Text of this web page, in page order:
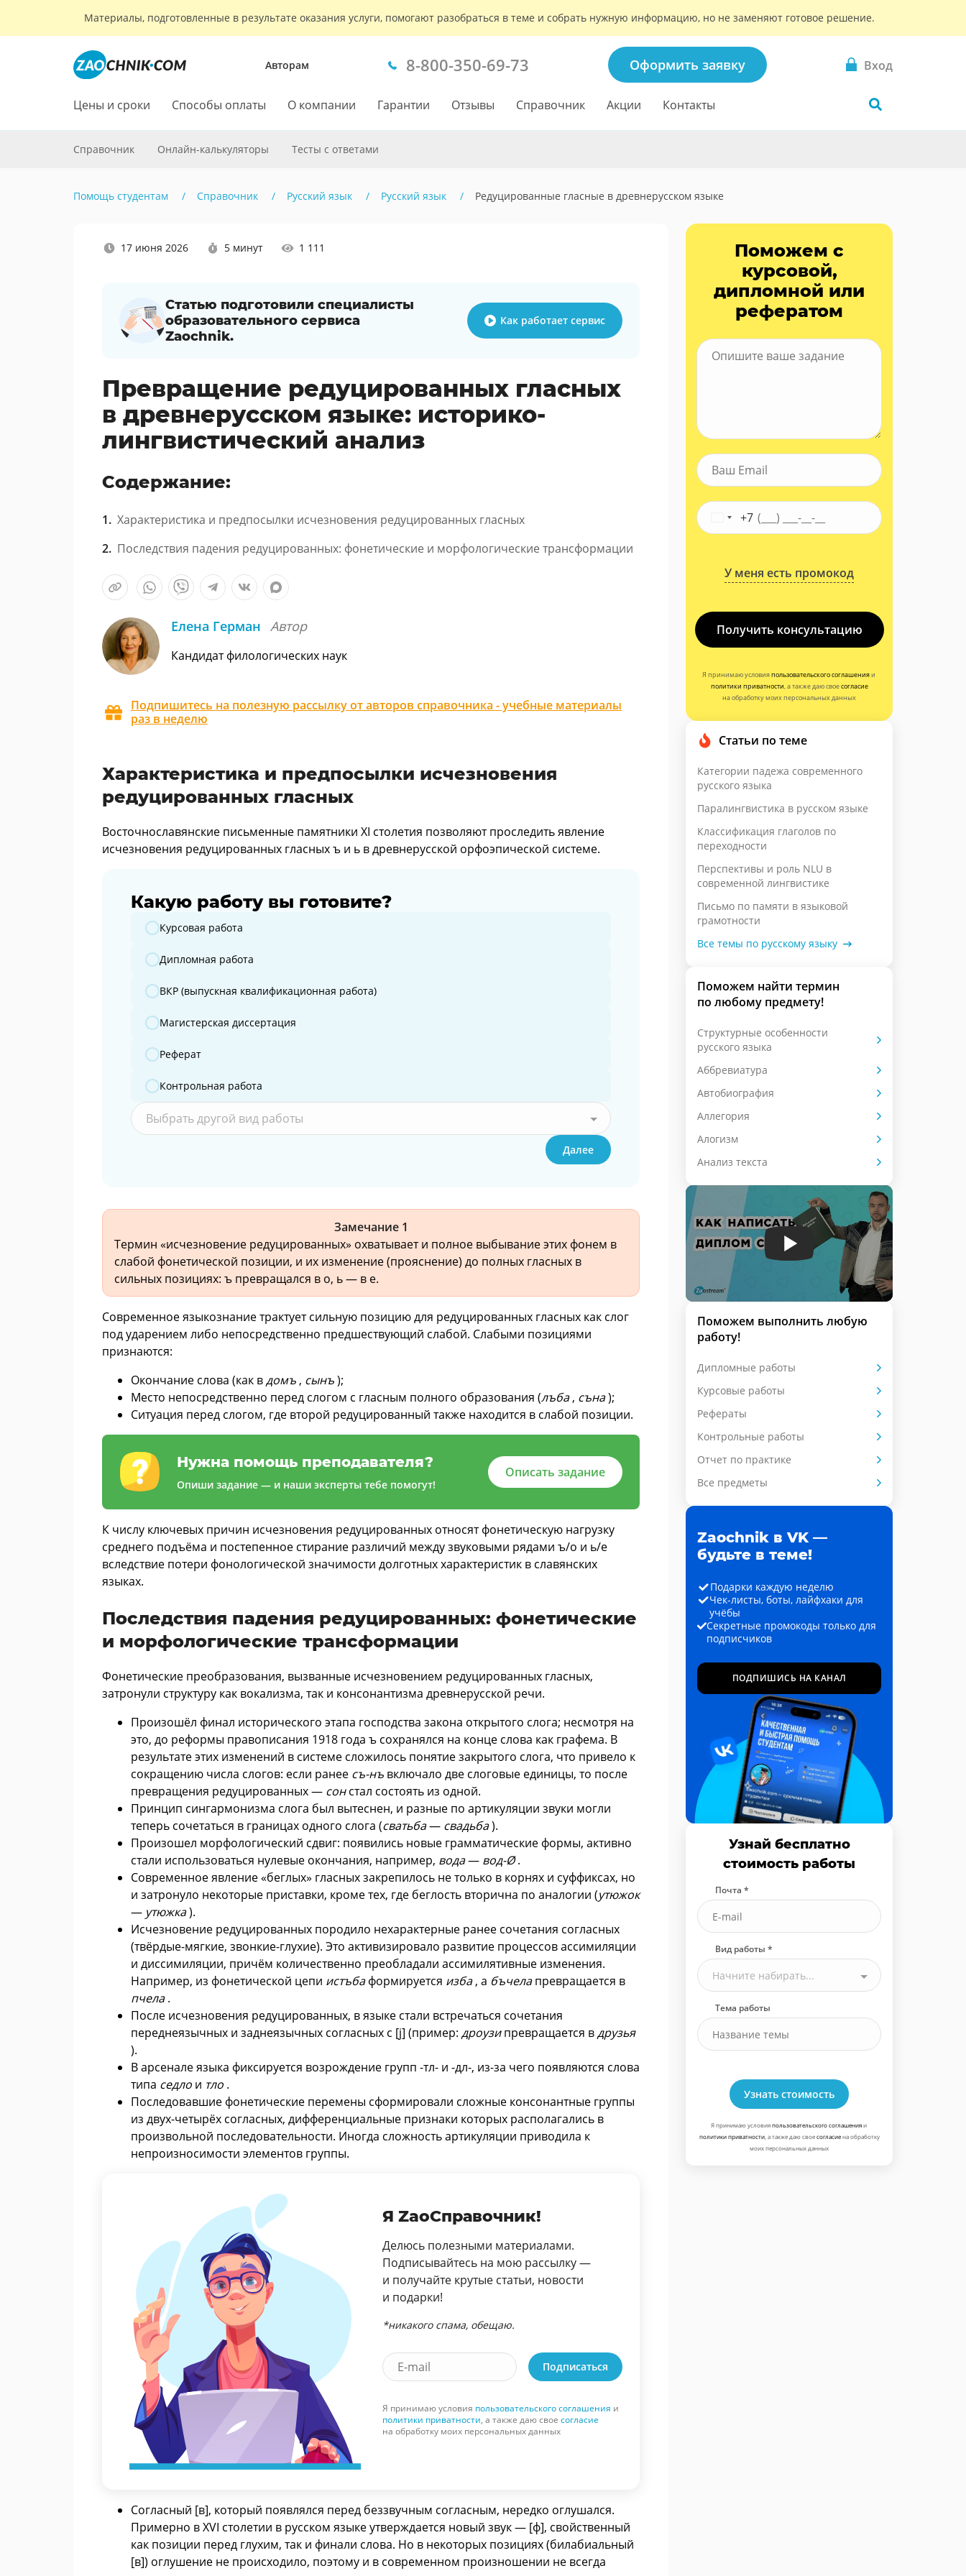
Материалы, подготовленные в результате оказания услуги, помогают разобраться в теме и собрать нужную информацию, но не заменяют готовое решение.
Авторам 8-800-350-69-73 Оформить заявку Вход
Цены и сроки Способы оплаты О компании Гарантии Отзывы Справочник Акции Контакты
Справочник Онлайн-калькуляторы Тесты с ответами
Помощь студентам Справочник Русский язык Русский язык Редуцированные гласные в древнерусском языке
17 июня 2026 5 минут 1 111
Статью подготовили специалисты
образовательного сервиса
Zaochnik.
Как работает сервис
Превращение редуцированных гласных
в древнерусском языке: историко-
лингвистический анализ
Содержание:
Характеристика и предпосылки исчезновения редуцированных гласных
Последствия падения редуцированных: фонетические и морфологические трансформации
Елена Герман Автор
Кандидат филологических наук
Подпишитесь на полезную рассылку от авторов справочника - учебные материалы
раз в неделю
Характеристика и предпосылки исчезновения
редуцированных гласных
Восточнославянские письменные памятники XI столетия позволяют проследить явление
исчезновения редуцированных гласных ъ и ь в древнерусской орфоэпической системе.
Какую работу вы готовите?
Какую работу вы готовите?
Курсовая работа
Дипломная работа
ВКР (выпускная квалификационная работа)
Магистерская диссертация
Реферат
Контрольная работа
Выбрать другой вид работы
Далее
Замечание 1
Термин «исчезновение редуцированных» охватывает и полное выбывание этих фонем в
слабой фонетической позиции, и их изменение (прояснение) до полных гласных в
сильных позициях: ъ превращался в о, ь — в е.
Современное языкознание трактует сильную позицию для редуцированных гласных как слог
под ударением либо непосредственно предшествующий слабой. Слабыми позициями
признаются:
Окончание слова (как вдомъ , сынъ);
Место непосредственно перед слогом с гласным полного образования (лъба, съна);
Ситуация перед слогом, где второй редуцированный также находится в слабой позиции.
Нужна помощь преподавателя?
Опиши задание — и наши эксперты тебе помогут!
Описать задание
К числу ключевых причин исчезновения редуцированных относят фонетическую нагрузку
среднего подъёма и постепенное стирание различий между звуковыми рядами ъ/о и ь/е
вследствие потери фонологической значимости долготных характеристик в славянских
языках.
Последствия падения редуцированных: фонетические
и морфологические трансформации
Фонетические преобразования, вызванные исчезновением редуцированных гласных,
затронули структуру как вокализма, так и консонантизма древнерусской речи.
Произошёл финал исторического этапа господства закона открытого слога; несмотря на
это, до реформы правописания 1918 года ъ сохранялся на конце слова как графема. В
результате этих изменений в системе сложилось понятие закрытого слога, что привело к
сокращению числа слогов: если ранее съ-нъ включало две слоговые единицы, то после
превращения редуцированных — сонстал состоять из одной.
Принцип сингармонизма слога был вытеснен, и разные по артикуляции звуки могли
теперь сочетаться в границах одного слога (сватьба— свадьба).
Произошел морфологический сдвиг: появились новые грамматические формы, активно
стали использоваться нулевые окончания, например, вода— вод-Ø.
Современное явление «беглых» гласных закрепилось не только в корнях и суффиксах, но
и затронуло некоторые приставки, кроме тех, где беглость вторична по аналогии (утюжок
— утюжка).
Исчезновение редуцированных породило нехарактерные ранее сочетания согласных
(твёрдые-мягкие, звонкие-глухие). Это активизировало развитие процессов ассимиляции
и диссимиляции, причём количественно преобладали ассимилятивные изменения.
Например, из фонетической цепи истъбаформируется изба, а бъчелапревращается в
пчела.
После исчезновения редуцированных, в языке стали встречаться сочетания
переднеязычных и заднеязычных согласных с [j] (пример: дроузипревращается вдрузья
).
В арсенале языка фиксируется возрождение групп -тл- и -дл-, из-за чего появляются слова
типа седло и тло .
Последовавшие фонетические перемены сформировали сложные консонантные группы
из двух-четырёх согласных, дифференциальные признаки которых располагались в
произвольной последовательности. Иногда сложность артикуляции приводила к
непроизносимости элементов группы.
Я ZaoСправочник!
Делюсь полезными материалами.
Подписывайтесь на мою рассылку —
и получайте крутые статьи, новости
и подарки!
*никакого спама, обещаю.
Подписаться
Я принимаю условия пользовательского соглашения и
политики приватности, а также даю свое согласие
на обработку моих персональных данных
Согласный [в], который появлялся перед беззвучным согласным, нередко оглушался.
Примерно в XVI столетии в русском языке утверждается новый звук — [ф], свойственный
как позиции перед глухим, так и финали слова. Но в некоторых позициях (билабиальный
[в]) оглушение не происходило, поэтому и в современном произношении не всегда
Поможем с
курсовой,
дипломной или
рефератом
+7
У меня есть промокод
Получить консультацию
Я принимаю условияпользовательского соглашенияи
политики приватности, а также даю своесогласие
на обработку моих персональных данных
Статьи по теме
Категории падежа современного
русского языка
Паралингвистика в русском языке
Классификация глаголов по
переходности
Перспективы и роль NLU в
современной лингвистике
Письмо по памяти в языковой
грамотности
Все темы по русскому языку
Поможем найти термин
по любому предмету!
Cтруктурные особенности
русского языка
Аббревиатура
Автобиография
Аллегория
Алогизм
Анализ текста
Поможем выполнить любую
работу!
Дипломные работы
Курсовые работы
Рефераты
Контрольные работы
Отчет по практике
Все предметы
Zaochnik в VK —
будьте в теме!
Подарки каждую неделю
Чек-листы, боты, лайфхаки для
учёбы
Секретные промокоды только для
подписчиков
ПОДПИШИСЬ НА КАНАЛ
Узнай бесплатно
стоимость работы
Почта *
Вид работы *
Начните набирать...
Тема работы
Узнать стоимость
Я принимаю условияпользовательского соглашенияи
политики приватности, а также даю своесогласиена обработку
моих персональных данных